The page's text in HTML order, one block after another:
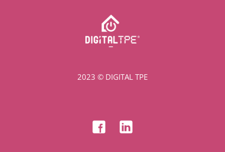
2023 © DIGITAL TPE